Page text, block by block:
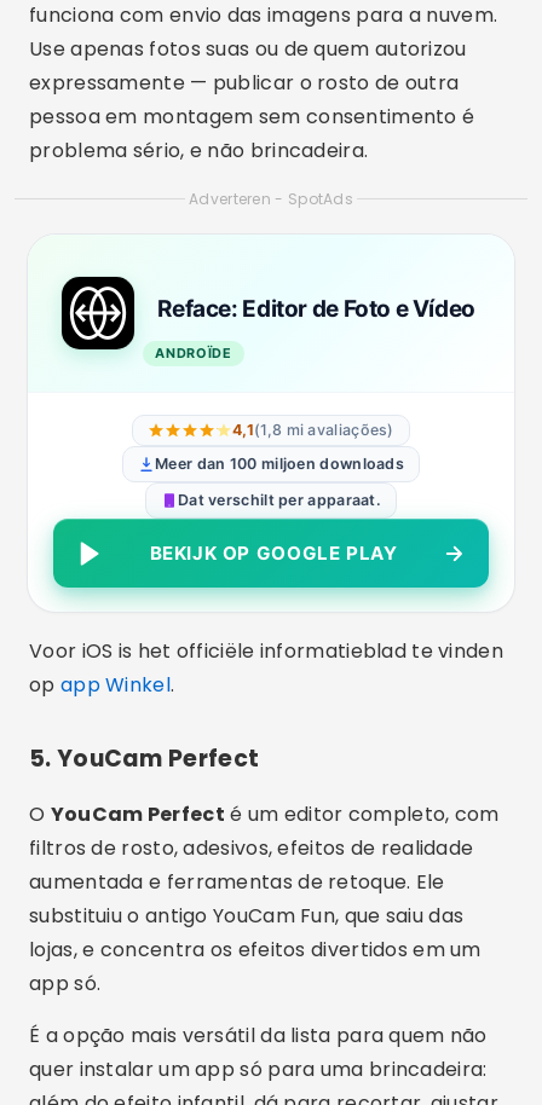
funciona com envio das imagens para a nuvem.
Use apenas fotos suas ou de quem autorizou
expressamente — publicar o rosto de outra
pessoa em montagem sem consentimento é
problema sério, e não brincadeira.
Adverteren - SpotAds
Reface: Editor de Foto e Vídeo
ANDROÏDE
4,1(1,8 mi avaliações)
Meer dan 100 miljoen downloads
Dat verschilt per apparaat.
BEKIJK OP GOOGLE PLAY
Voor iOS is het officiële informatieblad te vinden
op app Winkel.
5. YouCam Perfect
O YouCam Perfect é um editor completo, com
filtros de rosto, adesivos, efeitos de realidade
aumentada e ferramentas de retoque. Ele
substituiu o antigo YouCam Fun, que saiu das
lojas, e concentra os efeitos divertidos em um
app só.
É a opção mais versátil da lista para quem não
quer instalar um app só para uma brincadeira: